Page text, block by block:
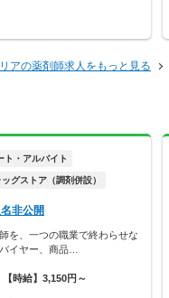
アの薬剤師求人をもっと見る
ト・アルバイト
ッグストア（調剤併設）
非公開
を、一つの職業で終わらせな
イヤー、商品…
【時給】3,150円～